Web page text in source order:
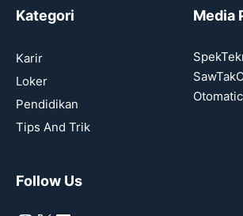
Kategori
Karir
Loker
Pendidikan
Tips And Trik
Media
Follow Us